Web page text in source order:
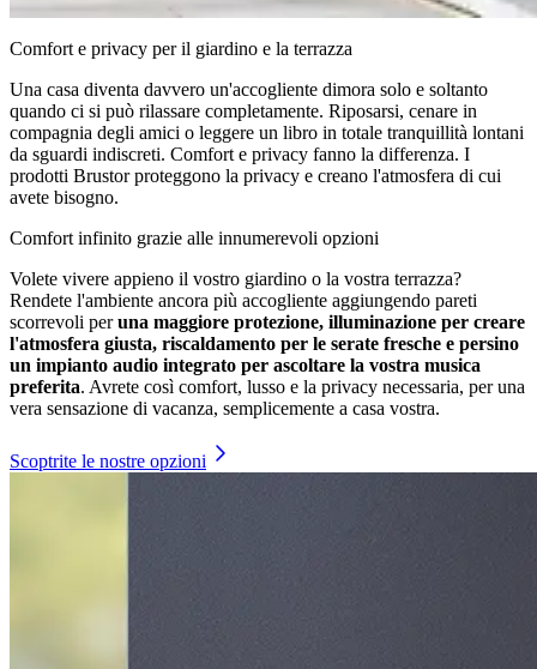
Comfort e privacy per il giardino e la terrazza
Una casa diventa davvero un'accogliente dimora solo e soltanto
quando ci si può rilassare completamente. Riposarsi, cenare in
compagnia degli amici o leggere un libro in totale tranquillità lontani
da sguardi indiscreti. Comfort e privacy fanno la differenza. I
prodotti Brustor proteggono la privacy e creano l'atmosfera di cui
avete bisogno.
Comfort infinito grazie alle innumerevoli opzioni
Volete vivere appieno il vostro giardino o la vostra terrazza?
Rendete l'ambiente ancora più accogliente aggiungendo pareti
scorrevoli peruna maggiore protezione, illuminazione per creare
l'atmosfera giusta, riscaldamento per le serate fresche e persino
un impianto audio integrato per ascoltare la vostra musica
preferita. Avrete così comfort, lusso e la privacy necessaria, per una
vera sensazione di vacanza, semplicemente a casa vostra.
Scoptrite le nostre opzioni